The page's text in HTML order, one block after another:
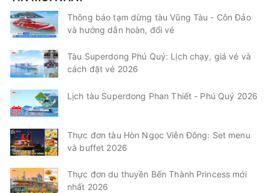
Thông báo tạm dừng tàu Vũng Tàu - Côn Đảo
và hướng dẫn hoàn, đổi vé
Tàu Superdong Phú Quý: Lịch chạy, giá vé và
cách đặt vé 2026
Lịch tàu Superdong Phan Thiết - Phú Quý 2026
Thực đơn tàu Hòn Ngọc Viễn Đông: Set menu
và buffet 2026
Thực đơn du thuyền Bến Thành Princess mới
nhất 2026